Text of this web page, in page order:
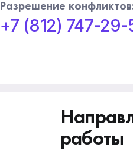
Разрешение
+7 (812) 747-29-
работы